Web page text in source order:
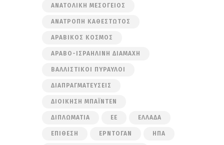
ΑΝΑΤΟΛΙΚΉ ΜΕΣΌΓΕΙΟΣ
ΑΝΑΤΡΟΠΉ ΚΑΘΕΣΤΏΤΟΣ
ΑΡΑΒΙΚΌΣ ΚΌΣΜΟΣ
ΑΡΑΒΟ-ΙΣΡΑΗΛΙΝΉ ΔΙΑΜΆΧΗ
ΒΑΛΛΙΣΤΙΚΟΊ ΠΎΡΑΥΛΟΙ
ΔΙΑΠΡΑΓΜΑΤΕΎΣΕΙΣ
ΔΙΟΊΚΗΣΗ ΜΠΆΙΝΤΕΝ
ΔΙΠΛΩΜΑΤΊΑ ΕΕ ΕΛΛΆΔΑ
ΕΠΊΘΕΣΗ ΕΡΝΤΟΓΆΝ ΗΠΑ